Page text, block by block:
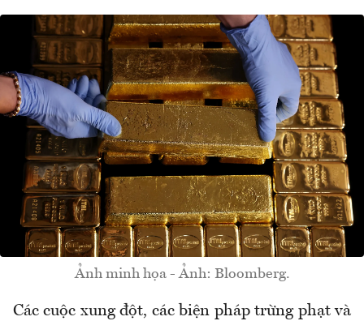
Ảnh minh họa - Ảnh: Bloomberg.
Các cuộc xung đột, các biện pháp trừng phạt và